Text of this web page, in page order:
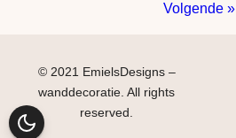
Volgende »
© 2021 EmielsDesigns –
wanddecoratie. All rights
reserved.